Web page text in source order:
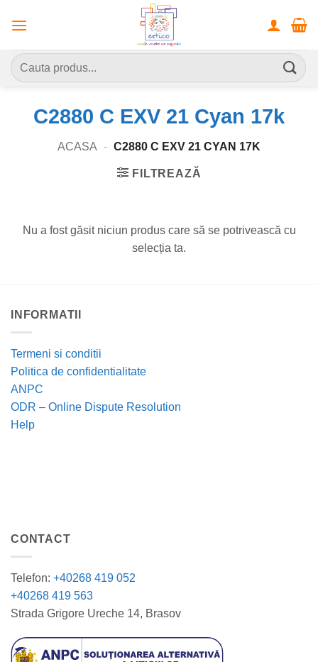
Caută
după:
C2880 C EXV 21 Cyan 17k
ACASA - C2880 C EXV 21 CYAN 17K
FILTREAZĂ
Nu a fost găsit niciun produs care să se potrivească cu
selecția ta.
INFORMATII
Termeni si conditii
Politica de confidentialitate
ANPC
ODR – Online Dispute Resolution
Help
CONTACT
Telefon: +40268 419 052
+40268 419 563
Strada Grigore Ureche 14, Brasov